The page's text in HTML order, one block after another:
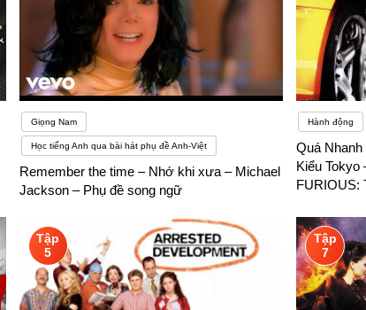
Giọng Nam
Học tiếng Anh qua bài hát phụ đề Anh-Việt
Remember the time – Nhớ khi xưa – Michael
Jackson – Phụ đề song ngữ
Hành động
Quá
Kiểu Tokyo
FURIOUS:
Tập
5
Tập
7